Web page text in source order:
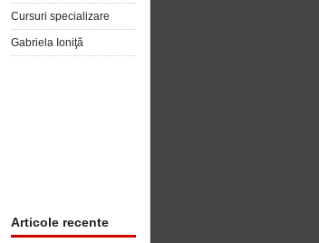
Cursuri specializare
Gabriela Ioniţă
Articole recente